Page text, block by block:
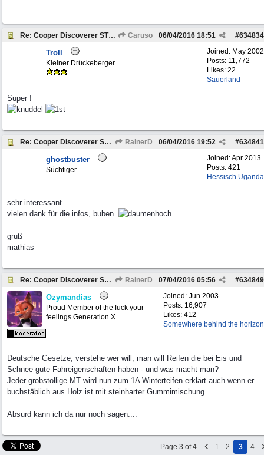
Re: Cooper Discoverer STT PRO und STT Caruso #634834
06/04/2016 18:51
Joined: May 2002
Posts: 11,772
Likes: 22
Sauerland
Troll
Kleiner Drückeberger
Super !
Re: Cooper Discoverer STT PRO und STT RainerD #634841
06/04/2016 19:52
Joined:Apr 2013
Posts: 421
Hessisch Uganda
ghostbuster
Süchtiger
sehr interessant.
vielen dank für die infos, buben.
gruß
mathias
Re: Cooper Discoverer STT PRO und STT RainerD #634849
07/04/2016 05:56
Joined: Jun 2003
Posts: 16,907
Likes: 412
Somewhere behind the horizon
Ozymandias
Proud Member of the fuck your
feelings Generation X
Deutsche Gesetze, verstehe wer will, man will Reifen die bei Eis und
Schnee gute Fahreigenschaften haben - und was macht man?
Jeder grobstollige MT wird nun zum 1A Winterteifen erklärt auch wenn er
buchstäblich aus Holz ist mit steinharter Gummimischung.
Absurd kann ich da nur noch sagen....
Page 3 of 4 1 2 3
4